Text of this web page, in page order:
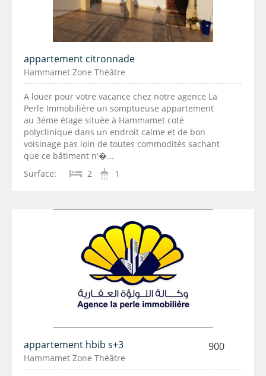
appartement citronnade
Hammamet Zone Théâtre
A louer pour votre vacance chez notre agence La
Perle Immobilière un somptueuse appartement
au 3éme étage située à Hammamet coté
polyclinique dans un endroit calme et de bon
voisinage pas loin de toutes commodités sachant
que ce bâtiment n'�...
Surface:
2 1
appartement hbib s+3 900
Hammamet Zone Théâtre